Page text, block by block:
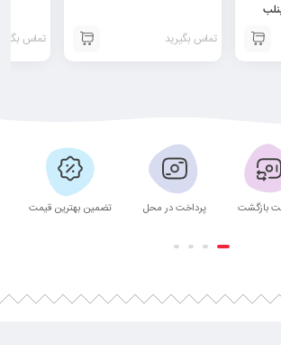
تماس بگیرید تماس
بازگشت پرداخت در محل تضمین بهترین قیمت